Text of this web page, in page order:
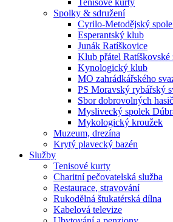
Tenisové kurty
Spolky & sdružení
Cyrilo-Metodějský
Esperantský klub
Junák Ratíškovice
Klub přátel Ratíškovské
Kynologický klub
MO zahrádkářského
PS Moravský rybářský
Sbor dobrovolných
Myslivecký spolek
Mykologický kroužek
Muzeum, drezína
Krytý plavecký bazén
Služby
Tenisové kurty
Charitní pečovatelská služba
Restaurace, stravování
Rukodělná štukatérská dílna
Kabelová televize